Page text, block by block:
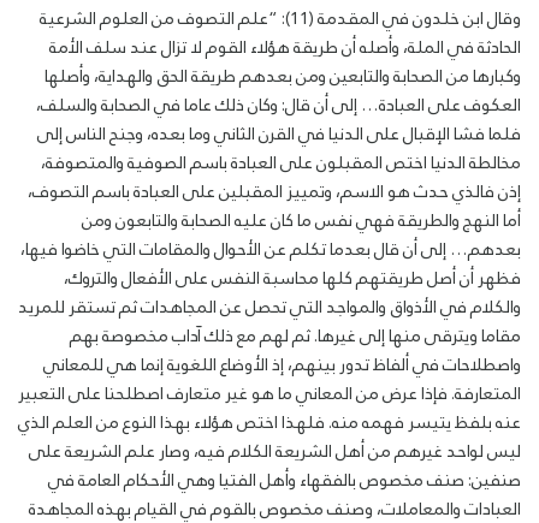
وقال ابن خلدون في المقدمة (11): “علم التصوف من العلوم الشرعية
الحادثة في الملة، وأصله أن طريقة هؤلاء القوم لا تزال عند سلف الأمة
وكبارها من الصحابة والتابعين ومن بعدهم طريقة الحق والهداية، وأصلها
العكوف على العبادة… إلى أن قال: وكان ذلك عاما في الصحابة والسلف،
فلما فشا الإقبال على الدنيا في القرن الثاني وما بعده، وجنح الناس إلى
مخالطة الدنيا اختص المقبلون على العبادة باسم الصوفية والمتصوفة،
إذن فالذي حدث هو الاسم، وتمييز المقبلين على العبادة باسم التصوف،
أما النهج والطريقة فهي نفس ما كان عليه الصحابة والتابعون ومن
بعدهم… إلى أن قال بعدما تكلم عن الأحوال والمقامات التي خاضوا فيها،
فظهر أن أصل طريقتهم كلها محاسبة النفس على الأفعال والتروك،
والكلام في الأذواق والمواجد التي تحصل عن المجاهدات ثم تستقر للمريد
مقاما ويترقى منها إلى غيرها. ثم لهم مع ذلك آداب مخصوصة بهم
واصطلاحات في ألفاظ تدور بينهم، إذ الأوضاع اللغوية إنما هي للمعاني
المتعارفة. فإذا عرض من المعاني ما هو غير متعارف اصطلحنا على التعبير
عنه بلفظ يتيسر فهمه منه. فلهذا اختص هؤلاء بهذا النوع من العلم الذي
ليس لواحد غيرهم من أهل الشريعة الكلام فيه، وصار علم الشريعة على
صنفين: صنف مخصوص بالفقهاء وأهل الفتيا وهي الأحكام العامة في
العبادات والمعاملات، وصنف مخصوص بالقوم في القيام بهذه المجاهدة